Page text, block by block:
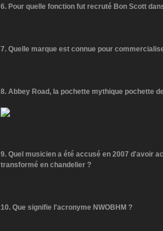
6. Pour quelle fonction fut recruté Bon Scott
7. Quelle marque est connue pour
8. Abbey Road, la pochette mythique pochette
9. Quel musicien a été accusé en 2007 d'avoir
transformé en chandelier ?
10. Que signifie l'acronyme NWOBHM ?